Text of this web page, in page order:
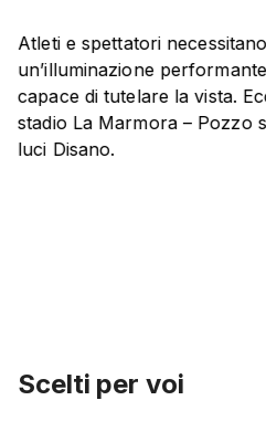
Atleti e spettatori
un’illuminazione
capace di tutelare la vista.
stadio La Marmora – Pozzo
luci Disano.
Scelti per voi